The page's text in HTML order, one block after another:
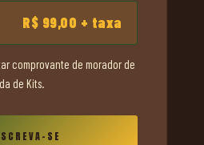
R$ 99,00 + taxa
comprovante de morador de
de Kits.
SE